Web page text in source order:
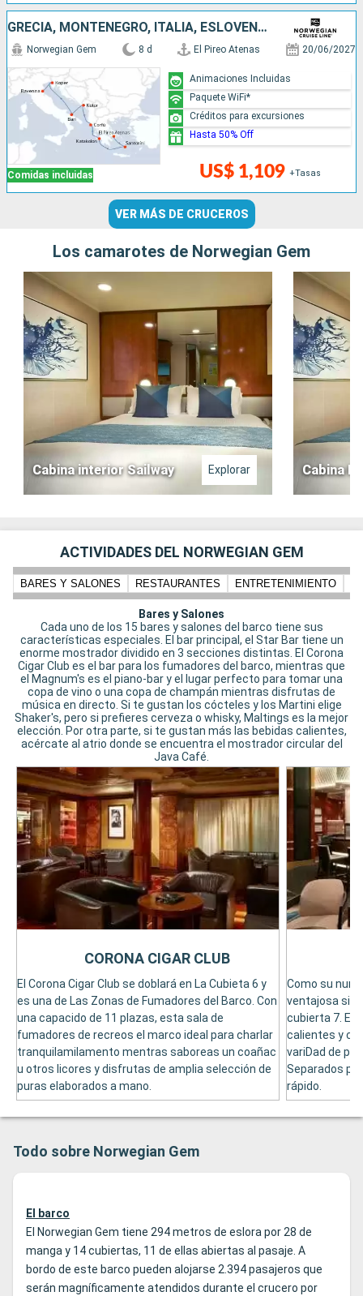
GRECIA, MONTENEGRO, ITALIA, ESLOVENIA
Comidas incluidas
Norwegian Gem 8 d El Pireo Atenas 20/06/2027
US$ 1,109 +Tasas
Animaciones Incluidas
Paquete WiFi*
Créditos para excursiones
Hasta 50% Off
VER MÁS DE CRUCEROS
Los camarotes de Norwegian Gem
Cabina interior Sailway Explorar Cabina
ACTIVIDADES DEL NORWEGIAN GEM
BARES Y SALONES RESTAURANTES ENTRETENIMIENTO
Bares y Salones
Cada uno de los 15 bares y salones del barco tiene sus
características especiales. El bar principal, el Star Bar tiene un
enorme mostrador dividido en 3 secciones distintas. El Corona
Cigar Club es el bar para los fumadores del barco, mientras que
el Magnum's es el piano-bar y el lugar perfecto para tomar una
copa de vino o una copa de champán mientras disfrutas de
música en directo. Si te gustan los cócteles y los Martini elige
Shaker's, pero si prefieres cerveza o whisky, Maltings es la mejor
elección. Por otra parte, si te gustan más las bebidas calientes,
acércate al atrio donde se encuentra el mostrador circular del
Java Café.
El Corona Cigar Club se doblará en La Cubieta 6 y
es una de Las Zonas de Fumadores del Barco. Con
una capacido de 11 plazas, esta sala de
fumadores de recreos el marco ideal para charlar
tranquilamilamento mentras saboreas un coañac
u otros licores y disfrutas de amplia selección de
puras elaborados a mano.
CORONA CIGAR CLUB
Como su
ventajosa
cubierta 7. El
calientes y
variDad de
Separados
rápido.
Todo sobre Norwegian Gem
El barco
El Norwegian Gem tiene 294 metros de eslora por 28 de
manga y 14 cubiertas, 11 de ellas abiertas al pasaje. A
bordo de este barco pueden alojarse 2.394 pasajeros que
serán magníficamente atendidos durante el crucero por